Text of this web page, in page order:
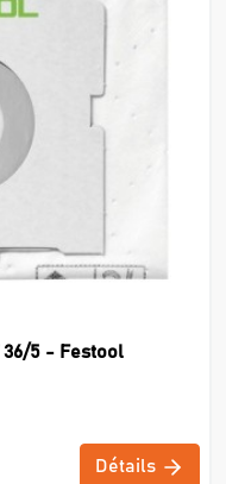
36/5 - Festool
Détails